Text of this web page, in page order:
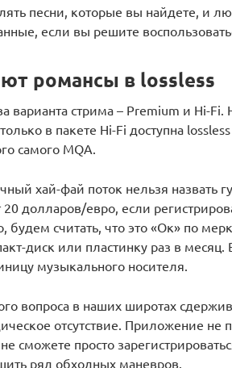
песни, которые вы найдете, и
если вы решите
романсы в lossless
варианта стрима – Premium и Hi-
в пакете Hi-Fi доступна
самого MQA.
хай-фай поток нельзя назвать
20 долларов/евро, если
считать, что это «Ок» по
диск или пластинку раз в
музыкального носителя.
вопроса в наших широтах
отсутствие. Приложение не
сможете просто
ряд обходных маневров.